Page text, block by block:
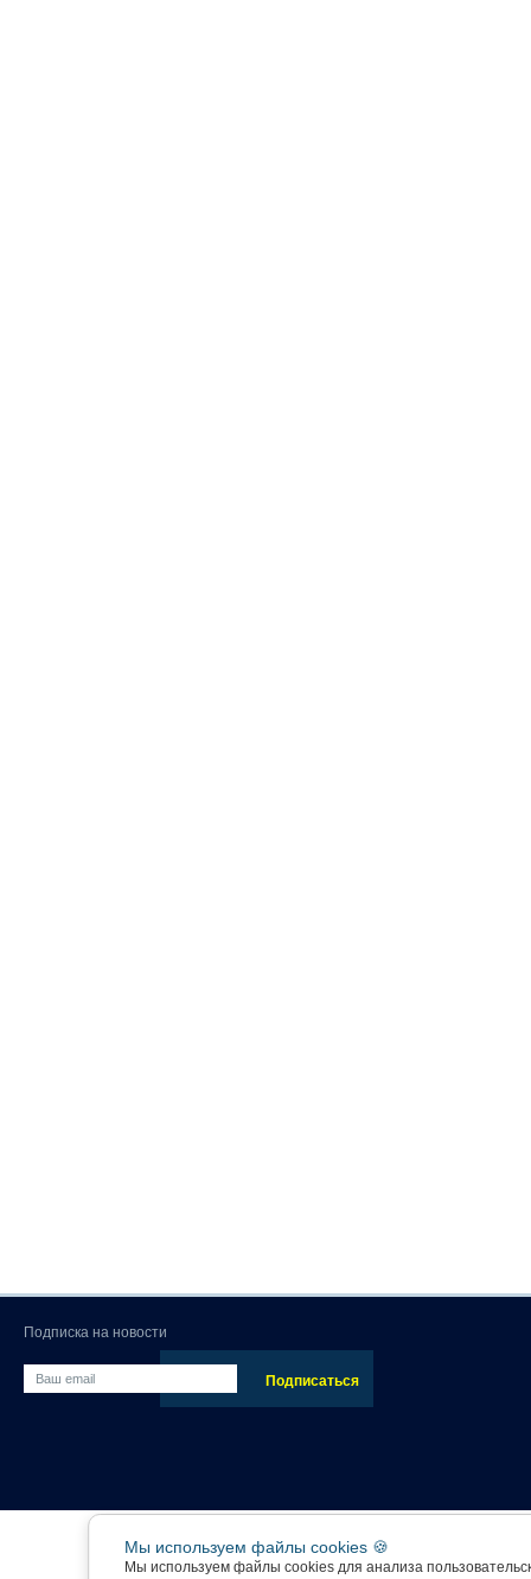
Подписка на новости
Мы используем файлы cookies 🍪
Мы используем файлы cookies для анализа